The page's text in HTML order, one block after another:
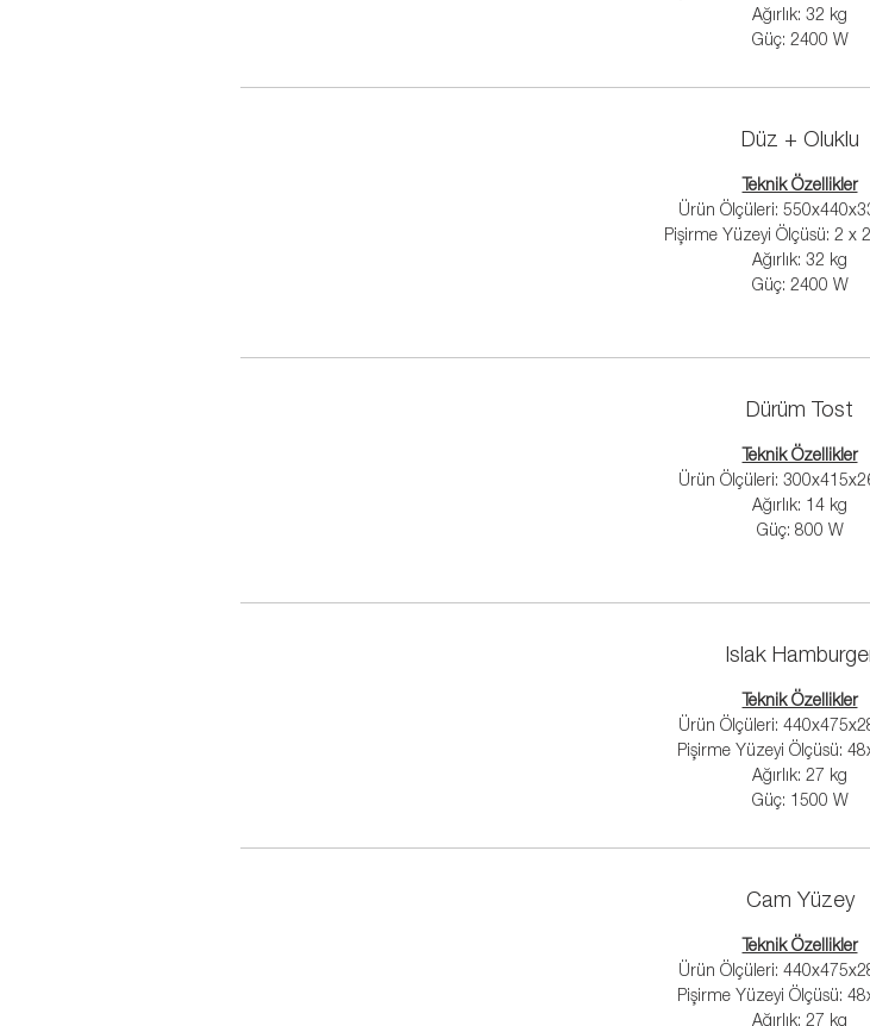
Ağırlık: 32 kg
Güç: 2400 W
Düz + Oluklu
Teknik Özellikler
Ürün Ölçüleri:
Pişirme Yüzeyi Ölçüsü: 2 x
Ağırlık: 32 kg
Güç: 2400 W
Dürüm Tost
Teknik Özellikler
Ürün Ölçüleri:
Ağırlık: 14 kg
Güç: 800 W
Islak
Teknik Özellikler
Ürün Ölçüleri:
Pişirme Yüzeyi Ölçüsü:
Ağırlık: 27 kg
Güç: 1500 W
Cam Yüzey
Teknik Özellikler
Ürün Ölçüleri:
Pişirme Yüzeyi Ölçüsü:
Ağırlık: 27 kg